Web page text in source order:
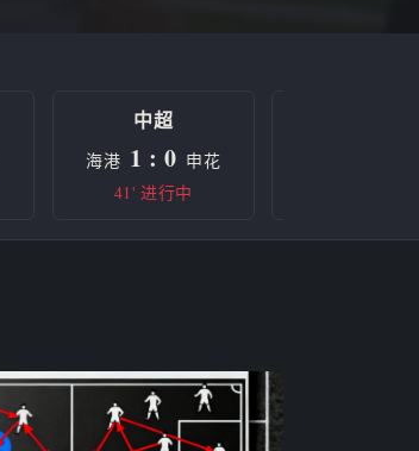
中超
海港 1 : 0 申花
41' 进行中